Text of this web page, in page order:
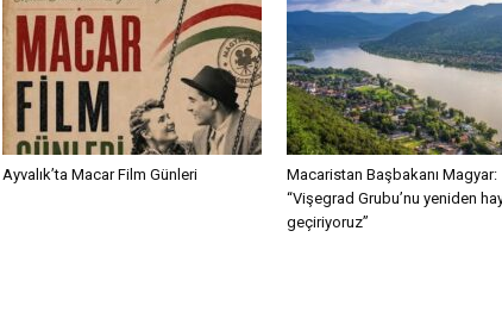
Ayvalık’ta Macar Film Günleri
Macaristan Başbakanı Magyar:
“Vişegrad Grubu’nu yeniden
geçiriyoruz”